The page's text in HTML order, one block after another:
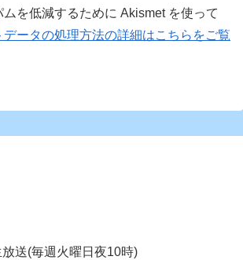
を低減するために Akismet を使って
データの処理方法の詳細はこちらをご覧
送(毎週火曜日夜10時)